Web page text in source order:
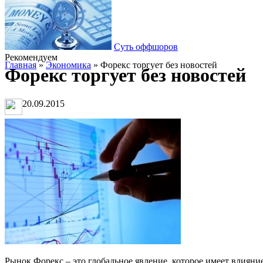
Суть оффшоров
Рекомендуем
Главная»Экономика » Форекс торгует без новостей
Форекс торгует без новостей
20.09.2015